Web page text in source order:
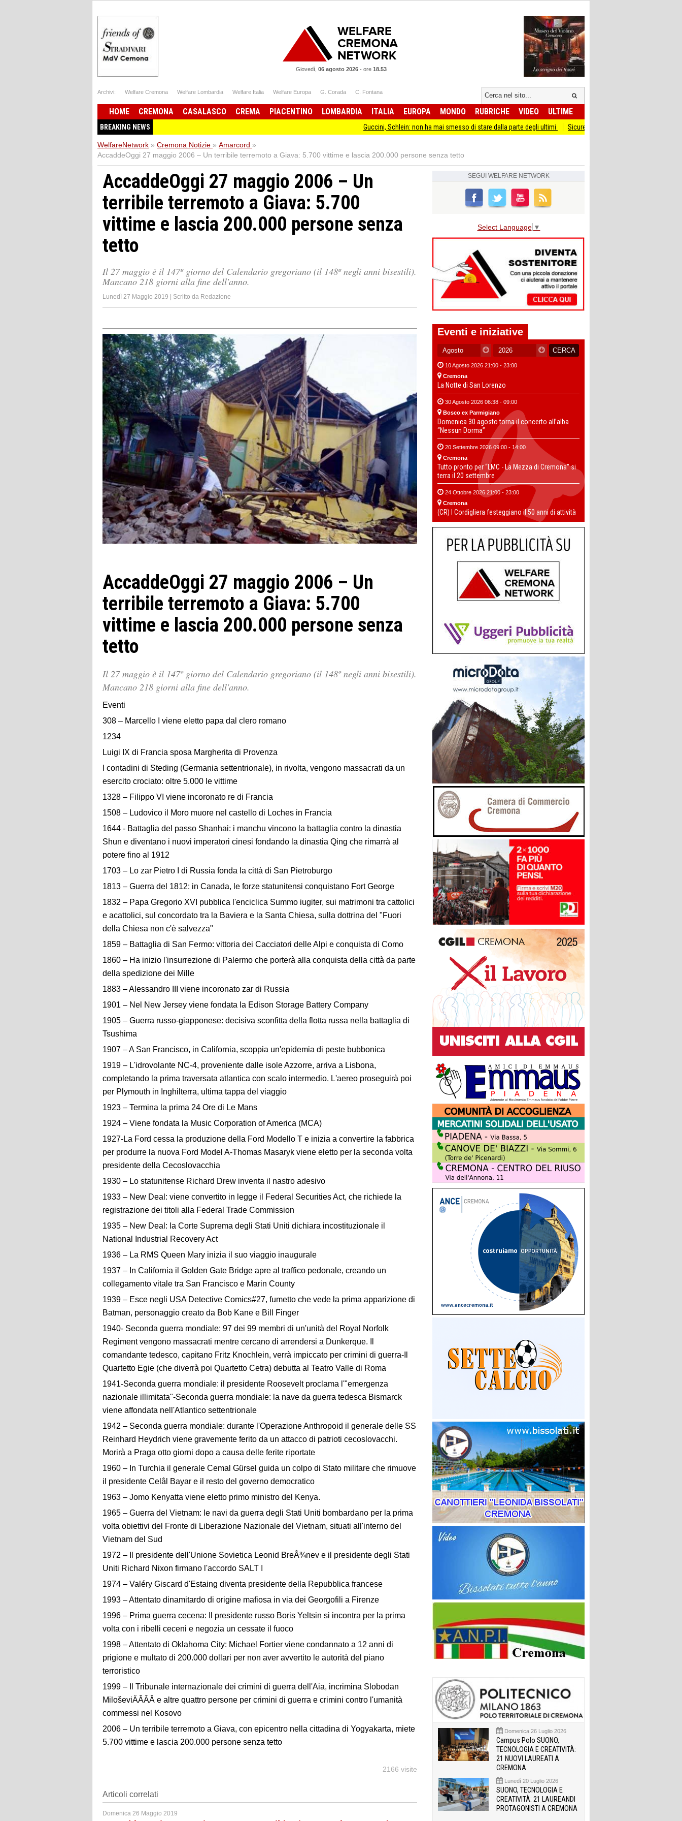
Giovedì, 06 agosto 2026- ore 18.53
Archivi: Welfare Cremona Welfare Lombardia Welfare Italia Welfare Europa G. Corada C. Fontana
HOME CREMONA CASALASCO CREMA PIACENTINO LOMBARDIA ITALIA EUROPA MONDO RUBRICHE VIDEO ULTIME
BREAKING NEWS Guccini, Schlein: non ha mai smesso di stare dalla parte degli ultimi Sicurezza I Giovani Democratici ribattono ai
WelfareNetwork » Cremona Notizie » Amarcord »
AccaddeOggi 27 maggio 2006 – Un terribile terremoto a Giava: 5.700 vittime e lascia 200.000 persone senza tetto
AccaddeOggi 27 maggio 2006 – Un
terribile terremoto a Giava: 5.700
vittime e lascia 200.000 persone senza
tetto
Il 27 maggio è il 147º giorno del Calendario gregoriano (il 148º negli anni bisestili).
Mancano 218 giorni alla fine dell'anno.
Lunedì 27 Maggio 2019 | Scritto da Redazione
AccaddeOggi 27 maggio 2006 – Un
terribile terremoto a Giava: 5.700
vittime e lascia 200.000 persone senza
tetto
Il 27 maggio è il 147º giorno del Calendario gregoriano (il 148º negli anni bisestili).
Mancano 218 giorni alla fine dell'anno.
Eventi
308 – Marcello I viene eletto papa dal clero romano
1234
Luigi IX di Francia sposa Margherita di Provenza
I contadini di Steding (Germania settentrionale), in rivolta, vengono massacrati da un
esercito crociato: oltre 5.000 le vittime
1328 – Filippo VI viene incoronato re di Francia
1508 – Ludovico il Moro muore nel castello di Loches in Francia
1644 - Battaglia del passo Shanhai: i manchu vincono la battaglia contro la dinastia
Shun e diventano i nuovi imperatori cinesi fondando la dinastia Qing che rimarrà al
potere fino al 1912
1703 – Lo zar Pietro I di Russia fonda la città di San Pietroburgo
1813 – Guerra del 1812: in Canada, le forze statunitensi conquistano Fort George
1832 – Papa Gregorio XVI pubblica l'enciclica Summo iugiter, sui matrimoni tra cattolici
e acattolici, sul concordato tra la Baviera e la Santa Chiesa, sulla dottrina del "Fuori
della Chiesa non c'è salvezza"
1859 – Battaglia di San Fermo: vittoria dei Cacciatori delle Alpi e conquista di Como
1860 – Ha inizio l'insurrezione di Palermo che porterà alla conquista della città da parte
della spedizione dei Mille
1883 – Alessandro III viene incoronato zar di Russia
1901 – Nel New Jersey viene fondata la Edison Storage Battery Company
1905 – Guerra russo-giapponese: decisiva sconfitta della flotta russa nella battaglia di
Tsushima
1907 – A San Francisco, in California, scoppia un'epidemia di peste bubbonica
1919 – L'idrovolante NC-4, proveniente dalle isole Azzorre, arriva a Lisbona,
completando la prima traversata atlantica con scalo intermedio. L'aereo proseguirà poi
per Plymouth in Inghilterra, ultima tappa del viaggio
1923 – Termina la prima 24 Ore di Le Mans
1924 – Viene fondata la Music Corporation of America (MCA)
1927-La Ford cessa la produzione della Ford Modello T e inizia a convertire la fabbrica
per produrre la nuova Ford Model A-Thomas Masaryk viene eletto per la seconda volta
presidente della Cecoslovacchia
1930 – Lo statunitense Richard Drew inventa il nastro adesivo
1933 – New Deal: viene convertito in legge il Federal Securities Act, che richiede la
registrazione dei titoli alla Federal Trade Commission
1935 – New Deal: la Corte Suprema degli Stati Uniti dichiara incostituzionale il
National Industrial Recovery Act
1936 – La RMS Queen Mary inizia il suo viaggio inaugurale
1937 – In California il Golden Gate Bridge apre al traffico pedonale, creando un
collegamento vitale tra San Francisco e Marin County
1939 – Esce negli USA Detective Comics#27, fumetto che vede la prima apparizione di
Batman, personaggio creato da Bob Kane e Bill Finger
1940- Seconda guerra mondiale: 97 dei 99 membri di un'unità del Royal Norfolk
Regiment vengono massacrati mentre cercano di arrendersi a Dunkerque. Il
comandante tedesco, capitano Fritz Knochlein, verrà impiccato per crimini di guerra-Il
Quartetto Egie (che diverrà poi Quartetto Cetra) debutta al Teatro Valle di Roma
1941-Seconda guerra mondiale: il presidente Roosevelt proclama l'"emergenza
nazionale illimitata"-Seconda guerra mondiale: la nave da guerra tedesca Bismarck
viene affondata nell'Atlantico settentrionale
1942 – Seconda guerra mondiale: durante l'Operazione Anthropoid il generale delle SS
Reinhard Heydrich viene gravemente ferito da un attacco di patrioti cecoslovacchi.
Morirà a Praga otto giorni dopo a causa delle ferite riportate
1960 – In Turchia il generale Cemal Gürsel guida un colpo di Stato militare che rimuove
il presidente Celâl Bayar e il resto del governo democratico
1963 – Jomo Kenyatta viene eletto primo ministro del Kenya.
1965 – Guerra del Vietnam: le navi da guerra degli Stati Uniti bombardano per la prima
volta obiettivi del Fronte di Liberazione Nazionale del Vietnam, situati all'interno del
Vietnam del Sud
1972 – Il presidente dell'Unione Sovietica Leonid BreÅ¾nev e il presidente degli Stati
Uniti Richard Nixon firmano l'accordo SALT I
1974 – Valéry Giscard d'Estaing diventa presidente della Repubblica francese
1993 – Attentato dinamitardo di origine mafiosa in via dei Georgofili a Firenze
1996 – Prima guerra cecena: Il presidente russo Boris Yeltsin si incontra per la prima
volta con i ribelli ceceni e negozia un cessate il fuoco
1998 – Attentato di Oklahoma City: Michael Fortier viene condannato a 12 anni di
prigione e multato di 200.000 dollari per non aver avvertito le autorità del piano
terroristico
1999 – Il Tribunale internazionale dei crimini di guerra dell'Aia, incrimina Slobodan
MiloševiÄÂÂÂ e altre quattro persone per crimini di guerra e crimini contro l'umanità
commessi nel Kosovo
2006 – Un terribile terremoto a Giava, con epicentro nella cittadina di Yogyakarta, miete
5.700 vittime e lascia 200.000 persone senza tetto
2166 visite
Articoli correlati
Domenica 26 Maggio 2019
SEGUI WELFARE NETWORK
Select Language ▼
Eventi e iniziative
10 Agosto 2026 21:00 - 23:00
Cremona
La Notte di San Lorenzo
30 Agosto 2026 06:38 - 09:00
Bosco ex Parmigiano
Domenica 30 agosto torna il concerto all’alba
“Nessun Dorma”
20 Settembre 2026 09:00 - 14:00
Cremona
Tutto pronto per “LMC - La Mezza di Cremona” si
terra il 20 settembre
24 Ottobre 2026 21:00 - 23:00
Cremona
(CR) I Cordigliera festeggiano il 50 anni di attività
Domenica 26 Luglio 2026
Campus Polo SUONO,
TECNOLOGIA E CREATIVITÀ:
21 NUOVI LAUREATI A
CREMONA
Lunedì 20 Luglio 2026
SUONO, TECNOLOGIA E
CREATIVITÀ: 21 LAUREANDI
PROTAGONISTI A CREMONA